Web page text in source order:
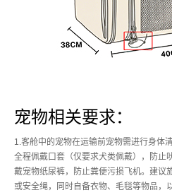
宠物相关要求：
1.客舱中的宠物在运输前宠物需进行身体
全程佩戴口套（仅要求犬类佩戴），防止
戴宠物纸尿裤，防止粪便污损飞机。建议
或安全绳，同时自备衣物、毛毯等物品，